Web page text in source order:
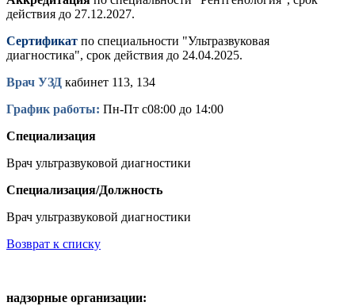
действия до 27.12.2027.
Сертификат по специальности "Ультразвуковая
диагностика", срок действия до 24.04.2025.
Врач УЗД кабинет 113, 134
График работы: Пн-Пт с08:00 до 14:00
Специализация
Врач ультразвуковой диагностики
Специализация/Должность
Врач ультразвуковой диагностики
Возврат к списку
надзорные организации: